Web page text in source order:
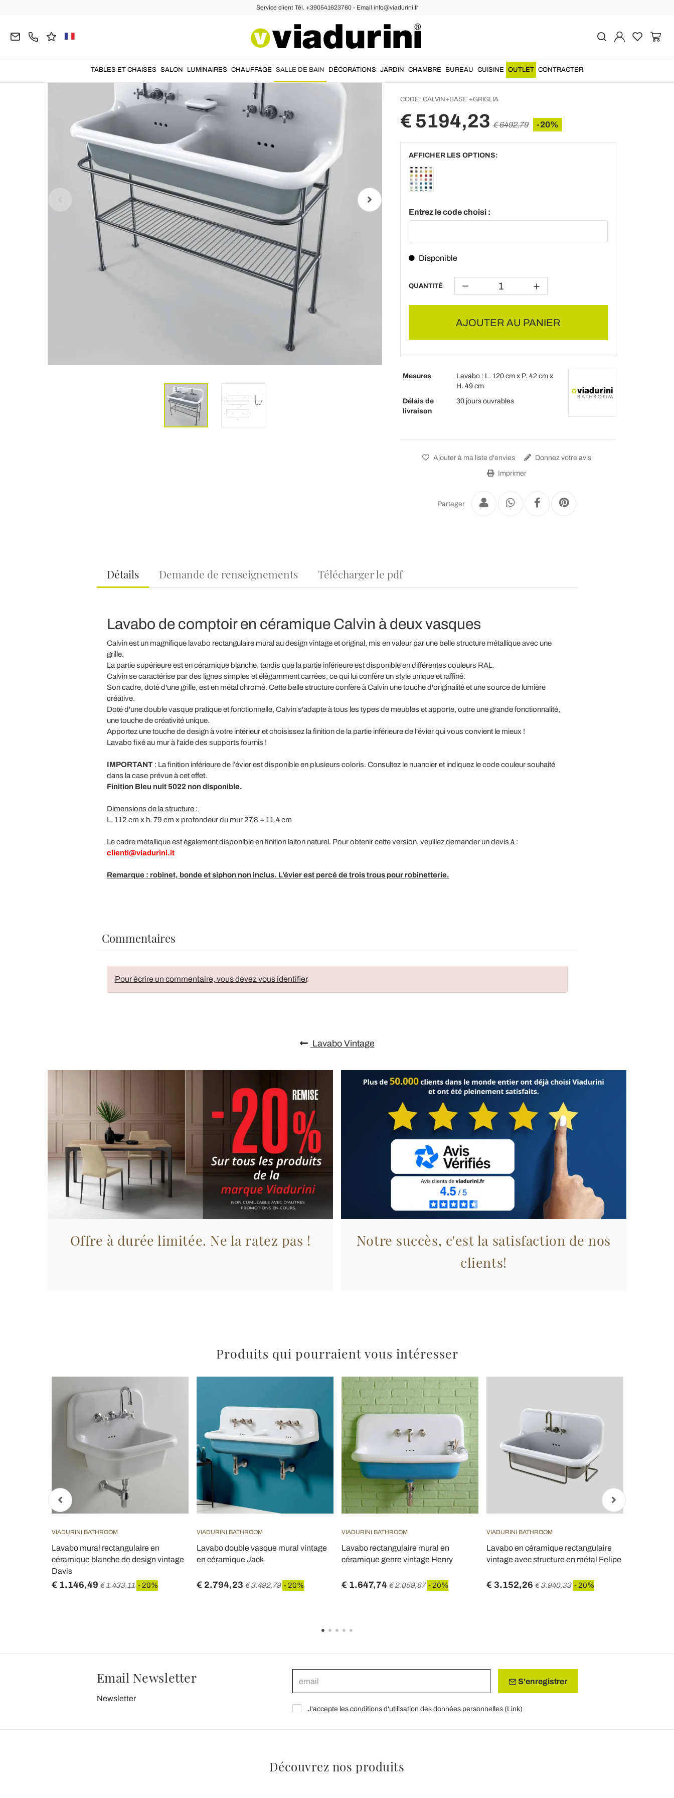
Service client Tél. +390541623760 - Email info@viadurini.fr
TABLES ET CHAISES SALON LUMINAIRES CHAUFFAGE SALLE DE BAIN DÉCORATIONS JARDIN CHAMBRE BUREAU CUISINE OUTLET CONTRACTER
Lavabo céramique double
vasque à poser sur structure
Calvin
CODE: CALVIN+BASE +GRIGLIA
€ 5194,23 € 6492,79 -20%
AFFICHER LES OPTIONS:
Entrez le code choisi :
Disponible
QUANTITÉ
AJOUTER AU PANIER
Mesures
Lavabo : L. 120 cm x P. 42 cm x
H. 49 cm
Délais de
livraison
30 jours ouvrables
Ajouter à ma liste d'envies Donnez votre avis
Imprimer
Partager
Détails Demande de renseignements Télécharger le pdf
Lavabo de comptoir en céramique Calvin à deux vasques
Calvin est un magnifique lavabo rectangulaire mural au design vintage et original, mis en valeur par une belle structure métallique avec une
grille.
La partie supérieure est en céramique blanche, tandis que la partie inférieure est disponible en différentes couleurs RAL.
Calvin se caractérise par des lignes simples et élégamment carrées, ce qui lui confère un style unique et raffiné.
Son cadre, doté d'une grille, est en métal chromé. Cette belle structure confère à Calvin une touche d'originalité et une source de lumière
créative.
Doté d'une double vasque pratique et fonctionnelle, Calvin s'adapte à tous les types de meubles et apporte, outre une grande fonctionnalité,
une touche de créativité unique.
Apportez une touche de design à votre intérieur et choisissez la finition de la partie inférieure de l'évier qui vous convient le mieux !
Lavabo fixé au mur à l'aide des supports fournis !
IMPORTANT: La finition inférieure de l’évier est disponible en plusieurs coloris. Consultez le nuancier et indiquez le code couleur souhaité
dans la case prévue à cet effet.
Finition Bleu nuit 5022 non disponible.
Dimensions de la structure :
L. 112 cm x h. 79 cm x profondeur du mur 27,8 + 11,4 cm
Le cadre métallique est également disponible en finition laiton naturel. Pour obtenir cette version, veuillez demander un devis à :
clienti@viadurini.it
Remarque : robinet, bonde et siphon non inclus. L’évier est percé de trois trous pour robinetterie.
Commentaires
Pour écrire un commentaire, vous devez vous identifier.
Lavabo Vintage
Offre à durée limitée. Ne la ratez pas !
Notre succès, c'est la satisfaction de nos
clients!
Produits qui pourraient vous intéresser
VIADURINI BATHROOM
Lavabo mural rectangulaire en
céramique blanche de design vintage
Davis
€ 1.146,49 € 1.433,11 - 20%
VIADURINI BATHROOM
Lavabo double vasque mural vintage
en céramique Jack
€ 2.794,23 € 3.492,79 - 20%
VIADURINI BATHROOM
Lavabo rectangulaire mural en
céramique genre vintage Henry
€ 1.647,74€ 2.059,67 - 20%
VIADURINI BATHROOM
Lavabo en céramique rectangulaire
vintage avec structure en métal Felipe
€ 3.152,26 € 3.940,33 - 20%
Email Newsletter
Newsletter
S'enregistrer
J'accepte les conditions d'utilisation des données personnelles (Link)
Découvrez nos produits